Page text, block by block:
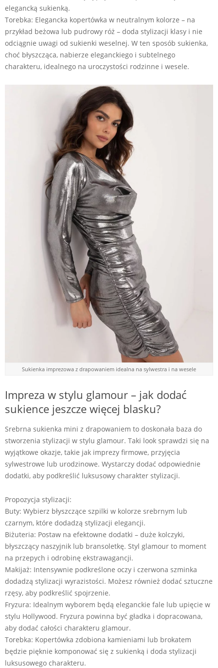
elegancką sukienką.
Torebka: Elegancka kopertówka w neutralnym kolorze – na
przykład beżowa lub pudrowy róż – doda stylizacji klasy i nie
odciągnie uwagi od sukienki weselnej. W ten sposób sukienka,
choć błyszcząca, nabierze eleganckiego i subtelnego
charakteru, idealnego na uroczystości rodzinne i wesele.
Sukienka imprezowa z drapowaniem idealna na sylwestra i na wesele
Impreza w stylu glamour – jak dodać
sukience jeszcze więcej blasku?
Srebrna sukienka mini z drapowaniem to doskonała baza do
stworzenia stylizacji w stylu glamour. Taki look sprawdzi się na
wyjątkowe okazje, takie jak imprezy firmowe, przyjęcia
sylwestrowe lub urodzinowe. Wystarczy dodać odpowiednie
dodatki, aby podkreślić luksusowy charakter stylizacji.
Propozycja stylizacji:
Buty: Wybierz błyszczące szpilki w kolorze srebrnym lub
czarnym, które dodadzą stylizacji elegancji.
Biżuteria: Postaw na efektowne dodatki – duże kolczyki,
błyszczący naszyjnik lub bransoletkę. Styl glamour to moment
na przepych i odrobinę ekstrawagancji.
Makijaż: Intensywnie podkreślone oczy i czerwona szminka
dodadzą stylizacji wyrazistości. Możesz również dodać sztuczne
rzęsy, aby podkreślić spojrzenie.
Fryzura: Idealnym wyborem będą eleganckie fale lub upięcie w
stylu Hollywood. Fryzura powinna być gładka i dopracowana,
aby dodać całości charakteru glamour.
Torebka: Kopertówka zdobiona kamieniami lub brokatem
będzie pięknie komponować się z sukienką i doda stylizacji
luksusowego charakteru.